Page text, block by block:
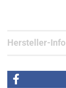
Hersteller-Info